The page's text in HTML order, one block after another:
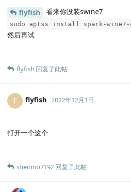
flyfish 看来你没装swine7
sudo aptss install spark-wine7-
然后再试
flyfish 回复了此帖
F flyfish 2022年12月1日
打开一个这个
shenmo7192 回复了此帖